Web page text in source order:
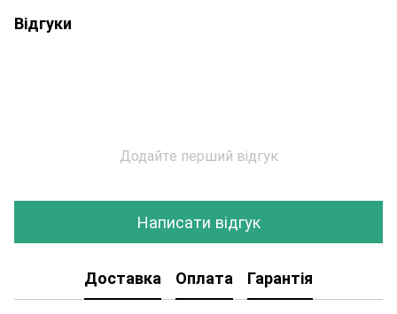
Відгуки
Додайте перший відгук
Написати відгук
Доставка Оплата Гарантія